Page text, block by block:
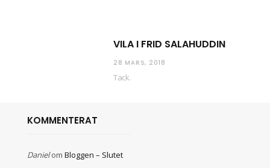
VILA I FRID SALAHUDDIN
28 MARS, 2018
Tack.
KOMMENTERAT
Danielom Bloggen – Slutet